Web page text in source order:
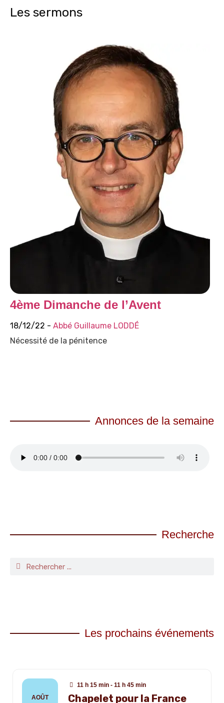
Les sermons
4ème Dimanche de l’Avent
18/12/22 - Abbé Guillaume LODDÉ
Nécessité de la pénitence
Annonces de la semaine
Recherche
Les prochains événements
AOÛT
11 h 15 min - 11 h 45 min
Chapelet pour la France